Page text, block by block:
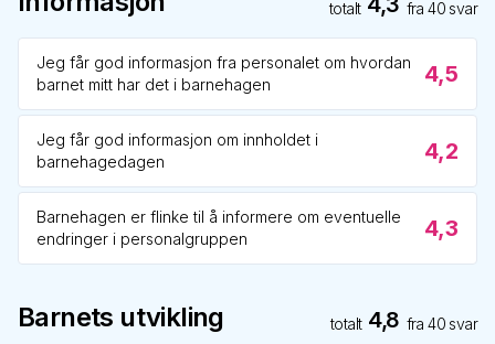
totalt fra40 svar
Jeg får god informasjon fra personalet om hvordan
barnet mitt har det i barnehagen
4,5
Jeg får god informasjon om innholdet i
barnehagedagen
4,2
Barnehagen er flinke til å informere om eventuelle
endringer i personalgruppen
4,3
Barnets utvikling totalt 4,8 fra40 svar